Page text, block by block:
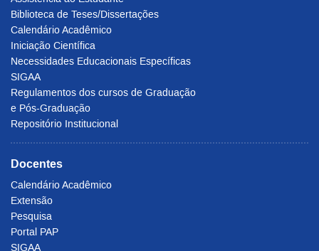
Biblioteca de Teses/Dissertações
Calendário Acadêmico
Iniciação Científica
Necessidades Educacionais Específicas
SIGAA
Regulamentos dos cursos de Graduação
e Pós-Graduação
Repositório Institucional
Docentes
Calendário Acadêmico
Extensão
Pesquisa
Portal PAP
SIGAA